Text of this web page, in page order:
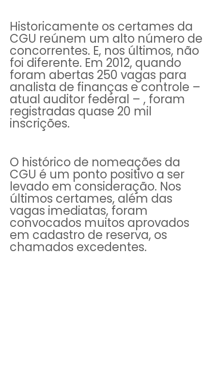
Historicamente os certames da
CGU reúnem um alto número de
concorrentes. E, nos últimos, não
foi diferente. Em 2012, quando
foram abertas 250 vagas para
analista de finanças e controle –
atual auditor federal – , foram
registradas quase 20 mil
inscrições.
O histórico de nomeações da
CGU é um ponto positivo a ser
levado em consideração. Nos
últimos certames, além das
vagas imediatas, foram
convocados muitos aprovados
em cadastro de reserva, os
chamados excedentes.